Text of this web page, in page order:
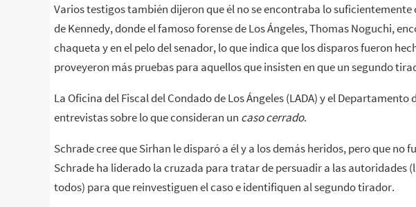
Varios testigos también dijeron que él no se encontraba lo
de Kennedy, donde el famoso forense de Los Ángeles, Thomas Noguchi,
chaqueta y en el pelo del senador, lo que indica que los disparos fueron
proveyeron más pruebas para aquellos que insisten en que un segundo
La Oficina del Fiscal del Condado de Los Ángeles (LADA) y el Departamento
entrevistas sobre lo que consideran un caso cerrado.
Schrade cree que Sirhan le disparó a él y a los demás heridos, pero que no
Schrade ha liderado la cruzada para tratar de persuadir a las autoridades
todos) para que reinvestiguen el caso e identifiquen al segundo tirador.